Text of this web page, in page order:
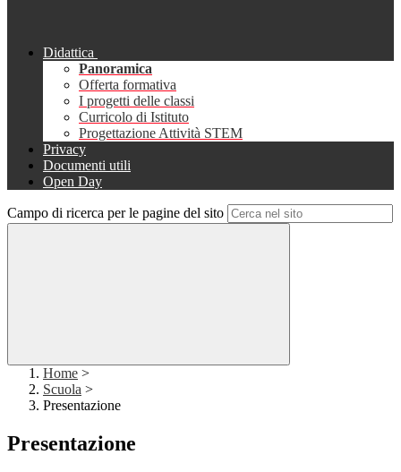
Didattica
Panoramica
Offerta formativa
I progetti delle classi
Curricolo di Istituto
Progettazione Attività STEM
Privacy
Documenti utili
Open Day
Campo di ricerca per le pagine del sito
Home >
Scuola >
Presentazione
Presentazione